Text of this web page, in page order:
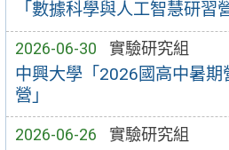
「數據科學與人工智慧研習營
2026-06-30 實驗研究組
中興大學「2026國高中暑
營」
2026-06-26 實驗研究組